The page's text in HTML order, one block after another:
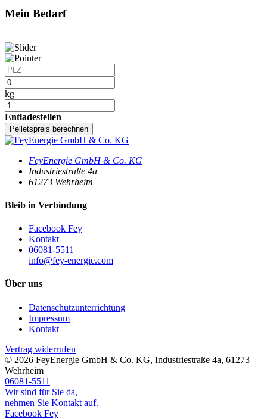
Mein Bedarf
kg
Entladestellen
Pelletspreis berechnen
FeyEnergie GmbH & Co. KG
Industriestraße 4a
61273 Wehrheim
Bleib in Verbindung
Facebook Fey
Kontakt
06081-5511
info@fey-energie.com
Über uns
Datenschutzunterrichtung
Impressum
Kontakt
Vertrag widerrufen
© 2026 FeyEnergie GmbH & Co. KG, Industriestraße 4a, 61273
Wehrheim
06081-5511
Wir sind für Sie da,
nehmen Sie Kontakt auf.
Facebook Fey